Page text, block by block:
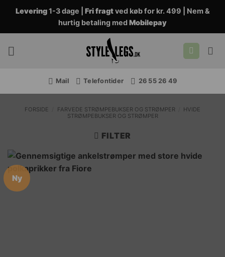
Fortsæt
indhold
Levering1-3 dage | Fri fragtved køb for kr. 499 | Nem &
hurtig betaling medMobilepay
Mail Telefontider 26 55 26 49
FORSIDE FARVEDE STRØMPEBUKSER OG STRØMPER
HVIDE
STRØMPEBUKSER OG STRØMPER
FILTER
Ny